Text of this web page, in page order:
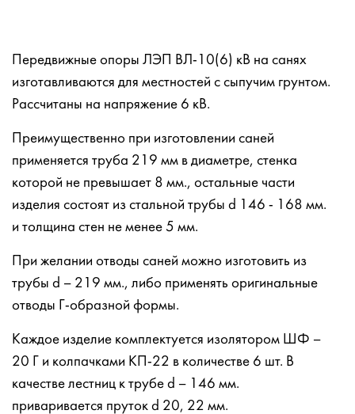
Передвижные опоры ЛЭП ВЛ-10(6) кВ на санях
изготавливаются для местностей с сыпучим грунтом.
Рассчитаны на напряжение 6 кВ.
Преимущественно при изготовлении саней
применяется труба 219 мм в диаметре, стенка
которой не превышает 8 мм., остальные части
изделия состоят из стальной трубы d 146 - 168 мм.
и толщина стен не менее 5 мм.
При желании отводы саней можно изготовить из
трубы d – 219 мм., либо применять оригинальные
отводы Г-образной формы.
Каждое изделие комплектуется изолятором ШФ –
20 Г и колпачками КП-22 в количестве 6 шт. В
качестве лестниц к трубе d – 146 мм.
приваривается пруток d 20, 22 мм.